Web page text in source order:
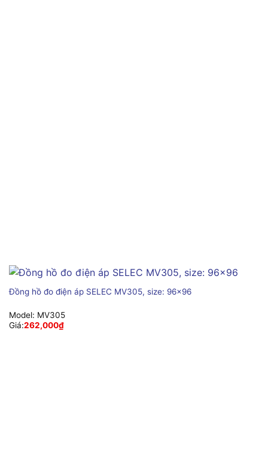
Đồng hồ đo điện áp SELEC MV305, size: 96×96
Model: MV305
Giá:262,000₫